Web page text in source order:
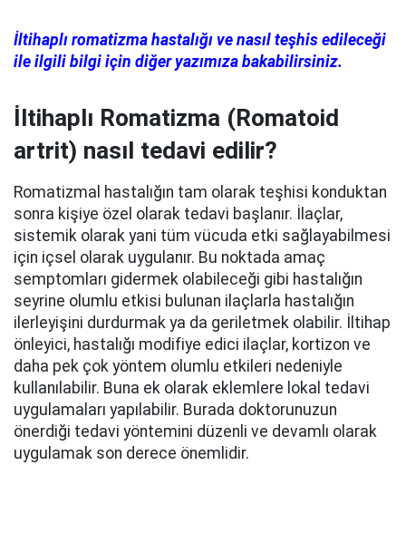
İltihaplı romatizma hastalığı ve nasıl teşhis edileceği
ile ilgili bilgi için diğer yazımıza bakabilirsiniz.
İltihaplı Romatizma (Romatoid
artrit) nasıl tedavi edilir?
Romatizmal hastalığın tam olarak teşhisi konduktan
sonra kişiye özel olarak tedavi başlanır. İlaçlar,
sistemik olarak yani tüm vücuda etki sağlayabilmesi
için içsel olarak uygulanır. Bu noktada amaç
semptomları gidermek olabileceği gibi hastalığın
seyrine olumlu etkisi bulunan ilaçlarla hastalığın
ilerleyişini durdurmak ya da geriletmek olabilir. İltihap
önleyici, hastalığı modifiye edici ilaçlar, kortizon ve
daha pek çok yöntem olumlu etkileri nedeniyle
kullanılabilir. Buna ek olarak eklemlere lokal tedavi
uygulamaları yapılabilir. Burada doktorunuzun
önerdiği tedavi yöntemini düzenli ve devamlı olarak
uygulamak son derece önemlidir.